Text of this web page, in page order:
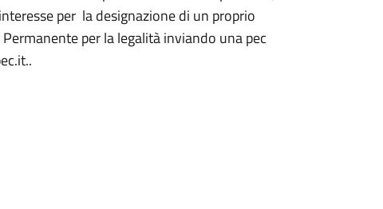
interesseper ladesignazionedi un proprio
per la legalità inviando una pec